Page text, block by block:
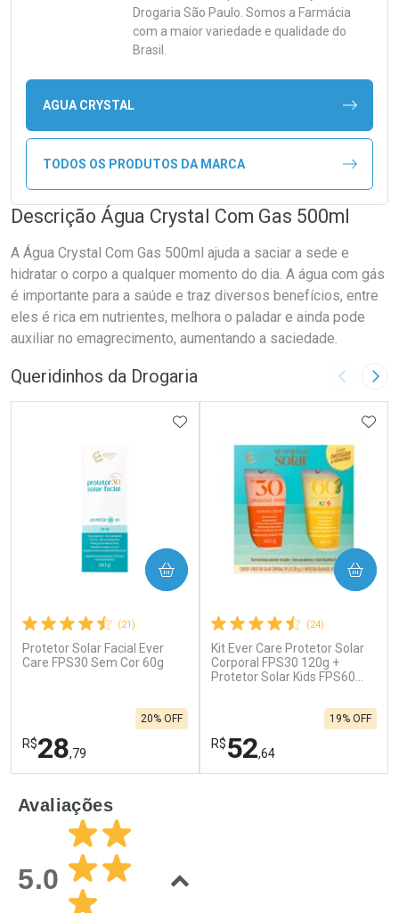
Drogaria São Paulo. Somos a Farmácia
com a maior variedade e qualidade do
Brasil.
AGUA CRYSTAL
TODOS OS PRODUTOS DA MARCA
Descrição Água Crystal Com Gas 500ml
A Água Crystal Com Gas 500ml ajuda a saciar a sede e
hidratar o corpo a qualquer momento do dia. A água com gás
é importante para a saúde e traz diversos benefícios, entre
eles é rica em nutrientes, melhora o paladar e ainda pode
auxiliar no emagrecimento, aumentando a saciedade.
Queridinhos da Drogaria Imagem
(21)
Protetor Solar Facial Ever
Care FPS30 Sem Cor 60g
R$28,79
20% OFF
ADICIONAR AOS FAVORITOS
COMPRAR
Laboratório
Por Menos
(24)
Kit Ever Care Protetor Solar
Corporal FPS30 120g +
Protetor Solar Kids FPS60
R$52,64
19% OFF
COMPRAR
Avaliações
5.0